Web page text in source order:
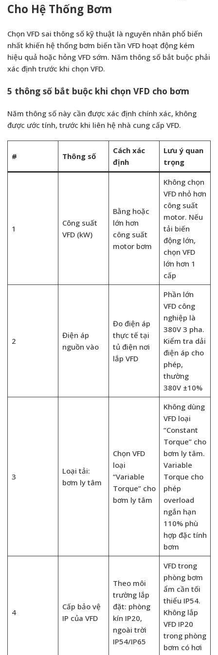
Cho Hệ Thống Bơm
Chọn VFD sai thông số kỹ thuật là nguyên nhân phổ biến
nhất khiến hệ thống bơm biến tần VFD hoạt động kém
hiệu quả hoặc hỏng VFD sớm. Năm thông số bắt buộc phải
xác định trước khi chọn VFD.
5 thông số bắt buộc khi chọn VFD cho bơm
Năm thông số này cần được xác định chính xác, không
được ước tính, trước khi liên hệ nhà cung cấp VFD.
# Thông số
Cách xác
định
Lưu ý quan
trọng
1
Công suất
VFD (kW)
Bằng hoặc
lớn hơn
công suất
motor bơm
Không chọn
VFD nhỏ hơn
công suất
motor. Nếu
tải biến
động lớn,
chọn VFD
lớn hơn 1
cấp
2
Điện áp
nguồn vào
Đo điện áp
thực tế tại
tủ điện nơi
lắp VFD
Phần lớn
VFD công
nghiệp là
380V 3 pha.
Kiểm tra dải
điện áp cho
phép,
thường
380V ±10%
3
Loại tải:
bơm ly tâm
Chọn VFD
loại
“Variable
Torque” cho
bơm ly tâm
Không dùng
VFD loại
“Constant
Torque” cho
bơm ly tâm.
Variable
Torque cho
phép
overload
ngắn hạn
110% phù
hợp đặc tính
bơm
4
Cấp bảo vệ
IP của VFD
Theo môi
trường lắp
đặt: phòng
kín IP20,
ngoài trời
IP54/IP65
VFD trong
phòng bơm
ẩm cần tối
thiểu IP54.
Không lắp
VFD IP20
trong phòng
bơm có hơi